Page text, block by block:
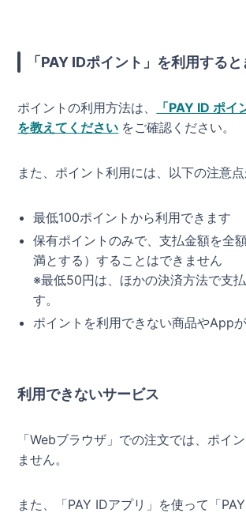
「PAY IDポイント」を利用する
ポイントの利用方法は、
「PAY ID ポ
を教えてください をご確認ください。
また、ポイント利用には、以下の注意点
最低100ポイントから利用できます
保有ポイントのみで、支払金額を全
満とする）することはできません
※最低50円は、ほかの決済方法で支
す。
ポイントを利用できない商品やApp
利用できないサービス
「Webブラウザ」での注文では、ポイ
ません。
また、「PAY IDアプリ」を使って「